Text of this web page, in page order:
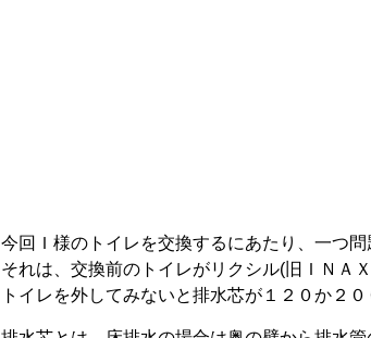
今回Ｉ様のトイレを交換するにあたり、一つ問
それは、交換前のトイレがリクシル(旧ＩＮＡ
トイレを外してみないと排水芯が１２０か２